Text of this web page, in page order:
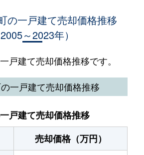
の一戸建て売却価格推移
2005～2023年）
戸建て売却価格推移です。
一戸建て売却価格推移
戸建て売却価格推移
売却価格（万円）